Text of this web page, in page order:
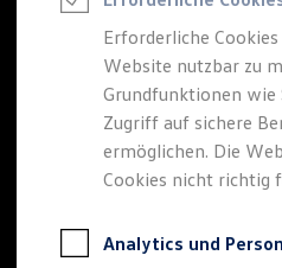
Elektroauto
Kleinwagen-
Leasing ohne
Finanzierung
Autokredit mit
Versicherungen und
Kfz-Versicherung
Garantien
Professional
Besonders sportlich.
Tiguan EDITION
Mehr zum
Erforderliche
Website nutzbar zu
Grundfunktionen wie
Zugriff auf sichere
ermöglichen. Die
Cookies nicht richtig
Analytics und